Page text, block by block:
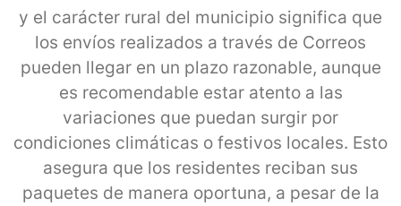
y el carácter rural del municipio significa que
los envíos realizados a través de Correos
pueden llegar en un plazo razonable, aunque
es recomendable estar atento a las
variaciones que puedan surgir por
condiciones climáticas o festivos locales. Esto
asegura que los residentes reciban sus
paquetes de manera oportuna, a pesar de la